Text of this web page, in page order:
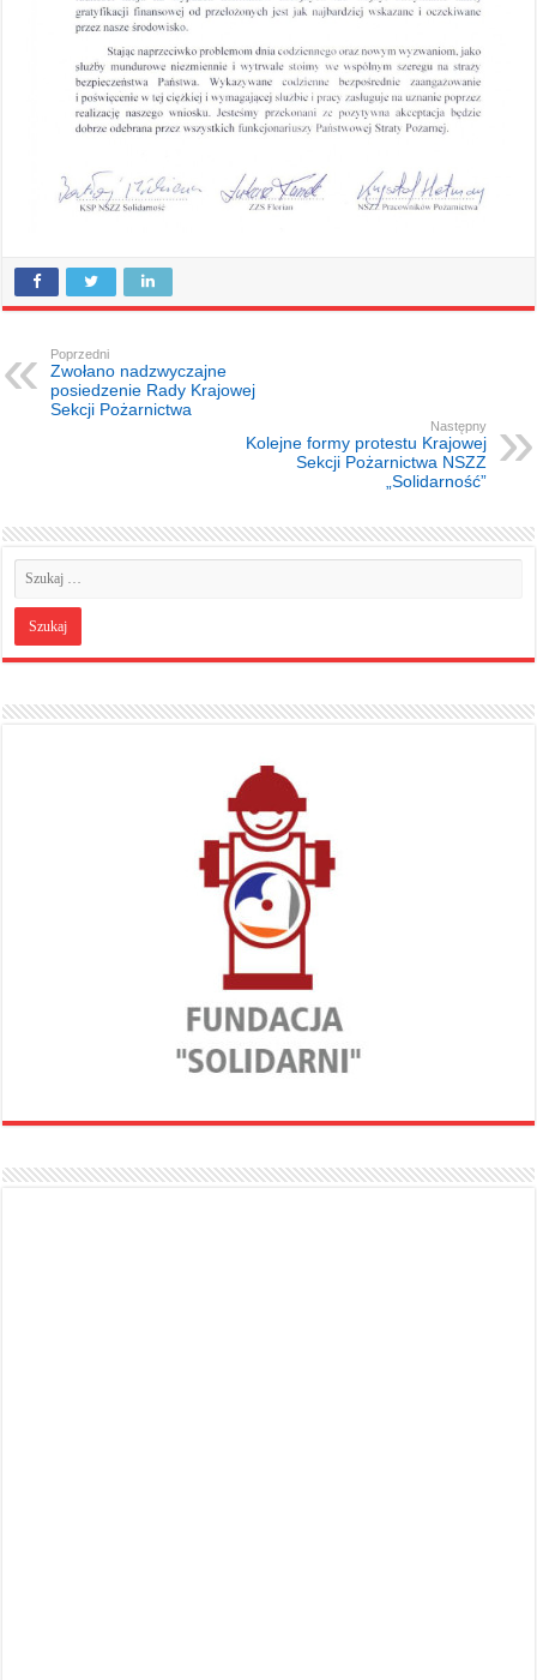
Poprzedni
Zwołano nadzwyczajne
posiedzenie Rady Krajowej
Sekcji Pożarnictwa
Następny
Kolejne formy protestu Krajowej
Sekcji Pożarnictwa NSZZ
„Solidarność”